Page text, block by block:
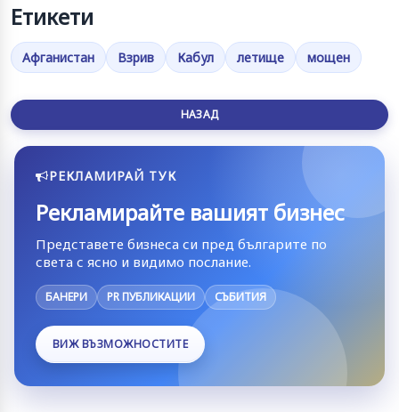
Етикети
Афганистан Взрив Кабул летище мощен
НАЗАД
РЕКЛАМИРАЙ ТУК
Рекламирайте вашият бизнес
Представете бизнеса си пред българите по
света с ясно и видимо послание.
БАНЕРИ PR ПУБЛИКАЦИИ СЪБИТИЯ
ВИЖ ВЪЗМОЖНОСТИТЕ